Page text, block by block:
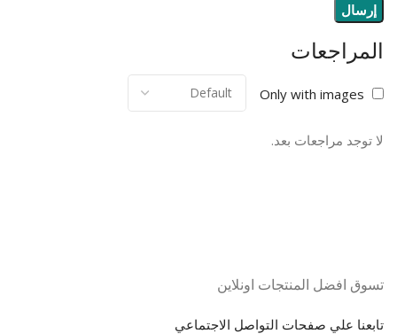
المراجعات
Only with images
لا توجد مراجعات بعد.
تسوق افضل المنتجات اونلاين
تابعنا علي صفحات التواصل الاجتماعي